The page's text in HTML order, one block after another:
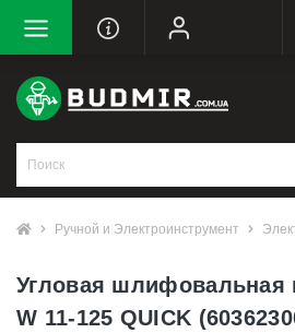
Ручной и Электроинструмент
Угловая шлифовальная
W 11-125 QUICK